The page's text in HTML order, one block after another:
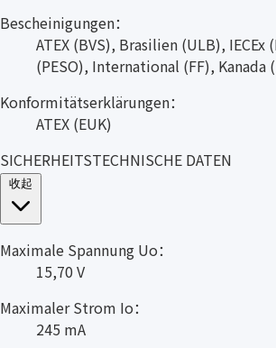
Bescheinigungen：
ATEX (BVS), Brasilien (ULB), IECEx
(PESO), International (FF), Kanada
Konformitätserklärungen：
ATEX (EUK)
SICHERHEITSTECHNISCHE DATEN
Maximale Spannung Uo：
15,70 V
Maximaler Strom Io：
245 mA